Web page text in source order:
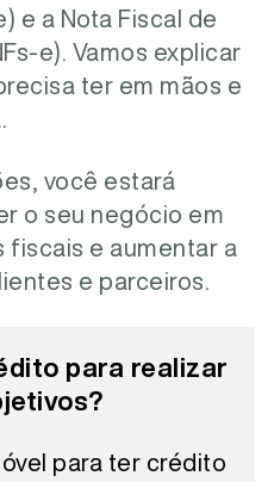
e a Nota Fiscal de
e). Vamos explicar
ter em mãos e
você estará
o seu negócio em
fiscais e aumentar a
e parceiros.
para realizar
para ter crédito